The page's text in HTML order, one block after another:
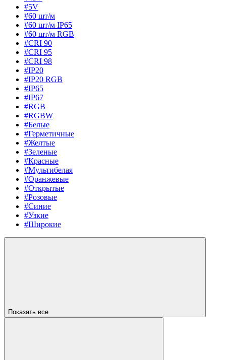
#5V
#60 шт/м
#60 шт/м IP65
#60 шт/м RGB
#CRI 90
#CRI 95
#CRI 98
#IP20
#IP20 RGB
#IP65
#IP67
#RGB
#RGBW
#Белые
#Герметичные
#Желтые
#Зеленые
#Красные
#Мультибелая
#Оранжевые
#Открытые
#Розовые
#Синие
#Узкие
#Широкие
Показать все